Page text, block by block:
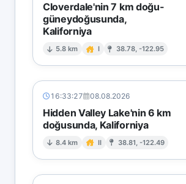
Cloverdale'nin 7 km doğu-
güneydoğusunda,
Kaliforniya
5.8 km I 38.78, -122.95
16:33:27 08.08.2026
Hidden Valley Lake'nin 6 km
doğusunda, Kaliforniya
8.4 km II 38.81, -122.49